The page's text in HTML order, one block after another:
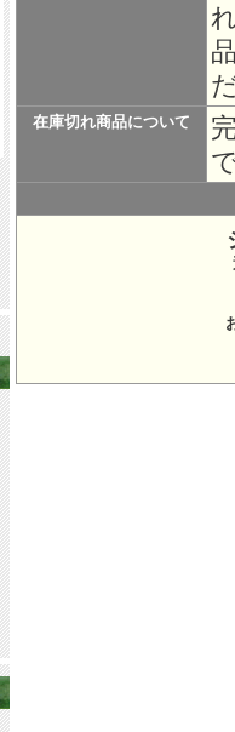
在庫切れ商品について